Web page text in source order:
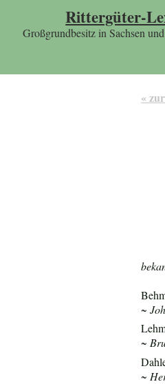
Rittergüter-
Großgrundbesitz in Sachsen
«
~
~
~